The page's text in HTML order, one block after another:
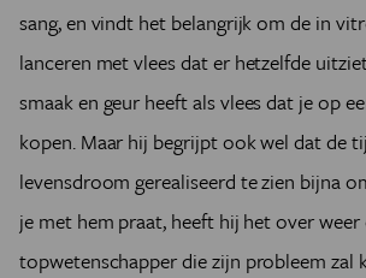
sang, en vindt het belangrijk om de in
lanceren met vlees dat er hetzelfde
smaak en geur heeft als vlees dat je op
kopen. Maar hij begrijpt ook wel dat de
levensdroom gerealiseerd te zien bijna
je met hem praat, heeft hij het over weer
topwetenschapper die zijn probleem zal